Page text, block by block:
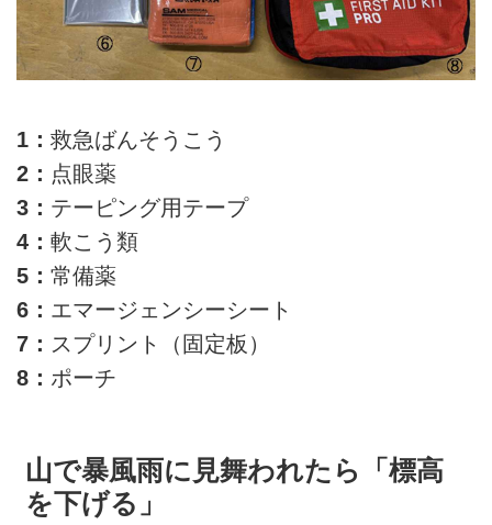
1： 救急ばんそうこう
2： 点眼薬
3： テーピング用テープ
4： 軟こう類
5： 常備薬
6： エマージェンシーシート
7： スプリント（固定板）
8： ポーチ
山で暴風雨に見舞われたら「標高
を下げる」